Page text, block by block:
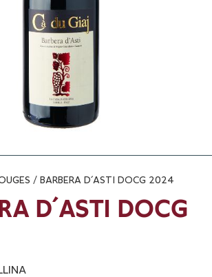
/ BARBERA D´ASTI DOCG 2024
D´ASTI DOCG